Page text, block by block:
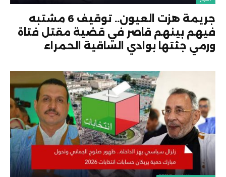
جريمة هزت العيون.. توقيف 6 مشتبه
فيهم بينهم قاصر في قضية مقتل فتاة
ورمي جثتها بوادي الساقية الحمراء